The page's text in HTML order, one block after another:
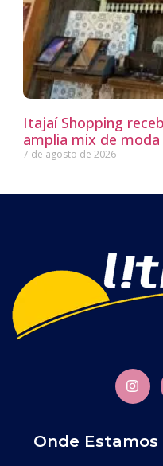
Itajaí Shopping
amplia mix de
7 de agosto de 2026
Onde Estamos